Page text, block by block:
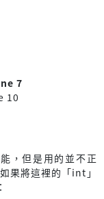
7
10
，但是用的並不正
果將這裡的「int」